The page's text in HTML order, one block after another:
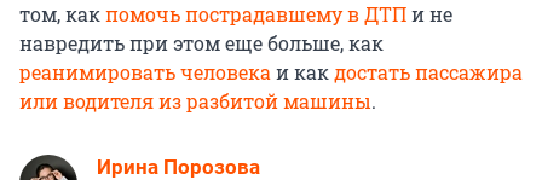
том, какпомочь пострадавшему в ДТПи не
навредить при этом еще больше, как
реанимировать человекаи какдостать пассажира
или водителя из разбитой машины.
Ирина Порозова